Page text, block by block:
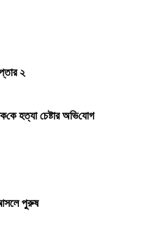
২
হত্যা চেষ্টার অ‌ভি‌যোগ
পুরুষ